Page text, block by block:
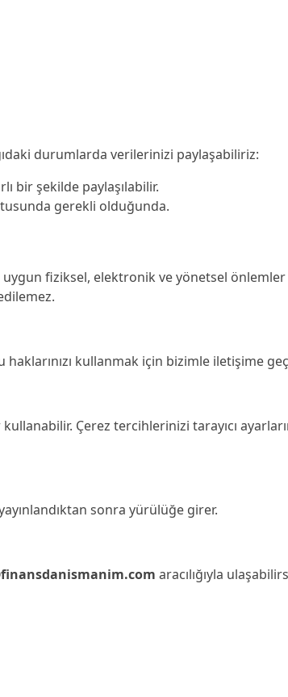
durumlarda verilerinizi paylaşabiliriz:
bir şekilde paylaşılabilir.
gerekli olduğunda.
fiziksel, elektronik ve yönetsel önlemler
kullanmak için bizimle iletişime
Çerez tercihlerinizi tarayıcı
sonra yürülüğe girer.
aracılığıyla